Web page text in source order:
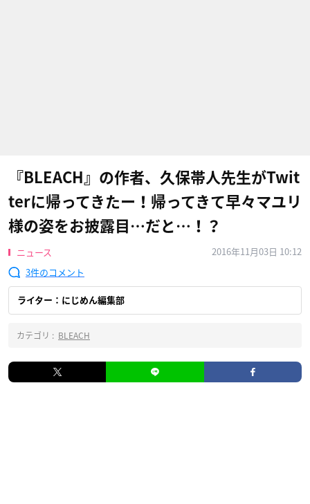
『BLEACH』の作者、久保帯人先生がTwit
terに帰ってきたー！帰ってきて早々マユリ
様の姿をお披露目…だと…！？
ニュース
2016年11月03日 10:12
3
ライター：にじめん編集部
カテゴリ : BLEACH